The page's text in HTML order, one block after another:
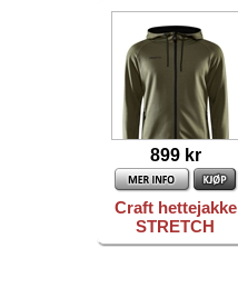
899 kr
Craft hettejakke
STRETCH